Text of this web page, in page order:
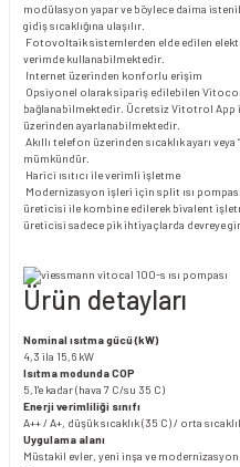
modülasyon yapar ve böylece daima
gidiş sıcaklığına ulaşılır.
Fotovoltaik sistemlerden elde edilen
verimde kullanabilmektedir.
Internet üzerinden konforlu erişim
Opsiyonel olarak sipariş edilebilen
bağlanabilmektedir. Ücretsiz Vitotrol
üzerinden ayarlanabilmektedir.
Akıllı telefon üzerinden sıcaklık ayarı
mümkündür.
Harici ısıtıcı ile verimli işletme
Modernizasyon işleri için split ısı
üreticisi ile kombine edilerek bivalent
üreticisi sadece pik ihtiyaçlarda devreye
Ürün detayları
Nominal ısıtma gücü (kW)
4,3 ila 15,6 kW
Isıtma modunda COP
5,1'e kadar (hava 7 C/su 35 C)
Enerji verimliliği sınıfı
A++ / A+, düşük sıcaklık (35 C) / orta
Uygulama alanı
Müstakil evler, yeni inşa ve